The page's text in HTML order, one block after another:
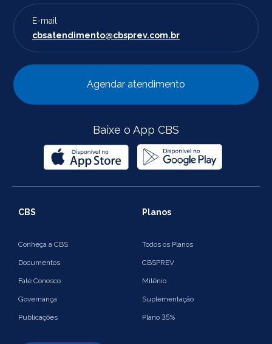
E-mail
cbsatendimento@cbsprev.com.br
Agendar atendimento
Baixe o App CBS
CBS
Conheça a CBS
Documentos
Fale Conosco
Governança
Publicações
Planos
Todos os Planos
CBSPREV
Milênio
Suplementação
Plano 35%